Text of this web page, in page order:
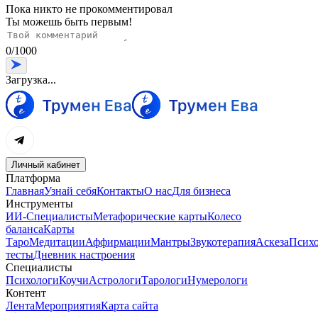
Пока никто не прокомментировал
Ты можешь быть первым!
0/1000
Загрузка...
Личный кабинет
Платформа
ГлавнаяУзнай себяКонтактыО насДля бизнеса
Инструменты
ИИ-СпециалистыМетафорические картыКолесо
балансаКарты
ТароМедитацииАффирмацииМантрыЗвукотерапияАскеза
тестыДневник настроения
Специалисты
ПсихологиКоучиАстрологиТарологиНумерологи
Контент
ЛентаМероприятияКарта сайта